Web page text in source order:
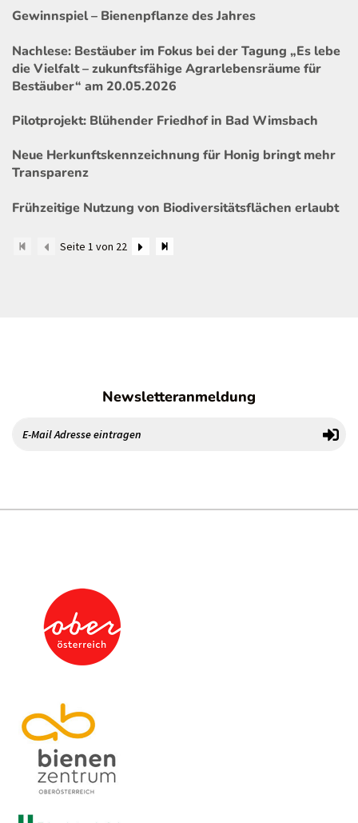
Gewinnspiel – Bienenpflanze des Jahres
Nachlese: Bestäuber im Fokus bei der Tagung „Es lebe
die Vielfalt – zukunftsfähige Agrarlebensräume für
Bestäuber“ am 20.05.2026
Pilotprojekt: Blühender Friedhof in Bad Wimsbach
Neue Herkunftskennzeichnung für Honig bringt mehr
Transparenz
Frühzeitige Nutzung von Biodiversitätsflächen erlaubt
Seite 1 von 22
Newsletteranmeldung